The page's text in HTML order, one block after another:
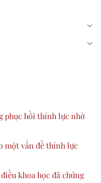
phục hồi thính lực nhờ
một vấn đề thính lực
khoa học đã chứng